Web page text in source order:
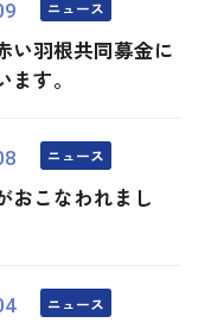
ニュース
い羽根共同募金に
す。
ニュース
おこなわれまし
ニュース